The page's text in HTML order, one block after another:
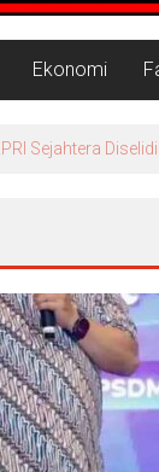
Ekonomi
Putih Masuk